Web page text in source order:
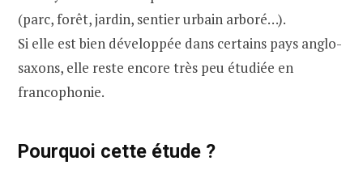
(parc, forêt, jardin, sentier urbain arboré…).
Si elle est bien développée dans certains pays anglo-
saxons, elle reste encore très peu étudiée en
francophonie.
Pourquoi cette étude ?